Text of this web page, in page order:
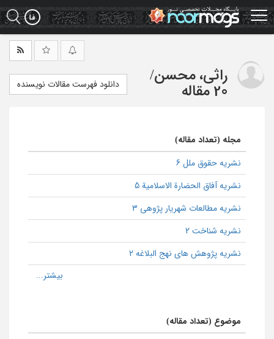
Skip
to
main
راثی، محسن/
20 مقاله
دانلود فهرست مقالات نویسنده
مجله (تعداد مقاله)
نشریه حقوق ملل 6
نشریه آفاق الحضارة الاسلامیة 5
نشریه مطالعات شهریار پژوهی 3
نشریه شناخت 2
نشریه پژوهش های نهج البلاغه 2
موضوع (تعداد مقاله)